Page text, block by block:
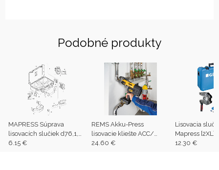
Podobné produkty
MAPRESS Súprava
lisovacích slučiek d76,1,
88,9 (3) v kufri pre stroje
6.15 €
REMS Akku-Press
lisovacie kliešte ACC/
čeluste M16+20+26 + 2
24.60 €
Lisovacia
Mapress
d=108mm
12.30 €